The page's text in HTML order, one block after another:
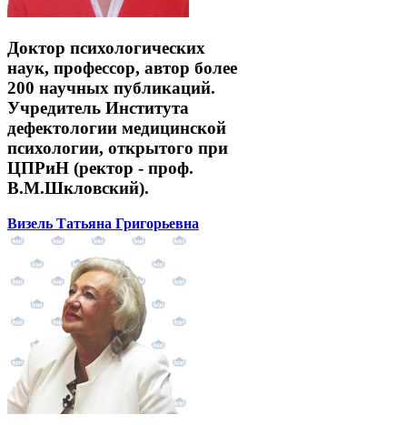
Доктор психологических
наук, профессор, автор более
200 научных публикаций.
Учредитель Института
дефектологии медицинской
психологии, открытого при
ЦПРиН (ректор - проф.
В.М.Шкловский).
Визель Татьяна Григорьевна